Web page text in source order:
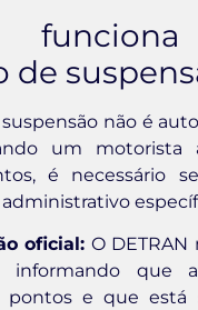
de
não é
um motorista
é necessário
oficial: O
informando que
pontos e que está